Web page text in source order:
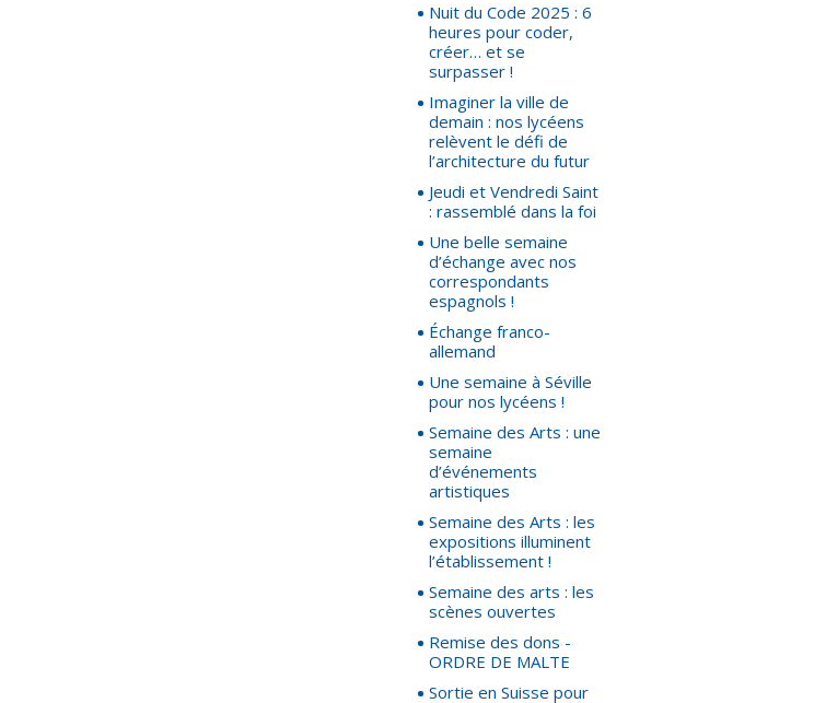
Nuit du Code 2025 : 6
heures pour coder,
créer… et se
surpasser !
Imaginer la ville de
demain : nos lycéens
relèvent le défi de
l’architecture du futur
Jeudi et Vendredi Saint
: rassemblé dans la foi
Une belle semaine
d’échange avec nos
correspondants
espagnols !
Échange franco-
allemand
Une semaine à Séville
pour nos lycéens !
Semaine des Arts : une
semaine
d’événements
artistiques
Semaine des Arts : les
expositions illuminent
l’établissement !
Semaine des arts : les
scènes ouvertes
Remise des dons -
ORDRE DE MALTE
Sortie en Suisse pour